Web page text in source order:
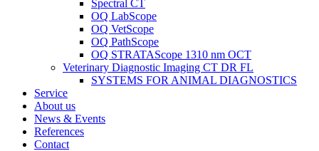
Spectral CT
OQ LabScope
OQ VetScope
OQ PathScope
OQ STRATAScope 1310 nm OCT
Veterinary Diagnostic Imaging CT DR FL
SYSTEMS FOR ANIMAL DIAGNOSTICS
Service
About us
News & Events
References
Contact